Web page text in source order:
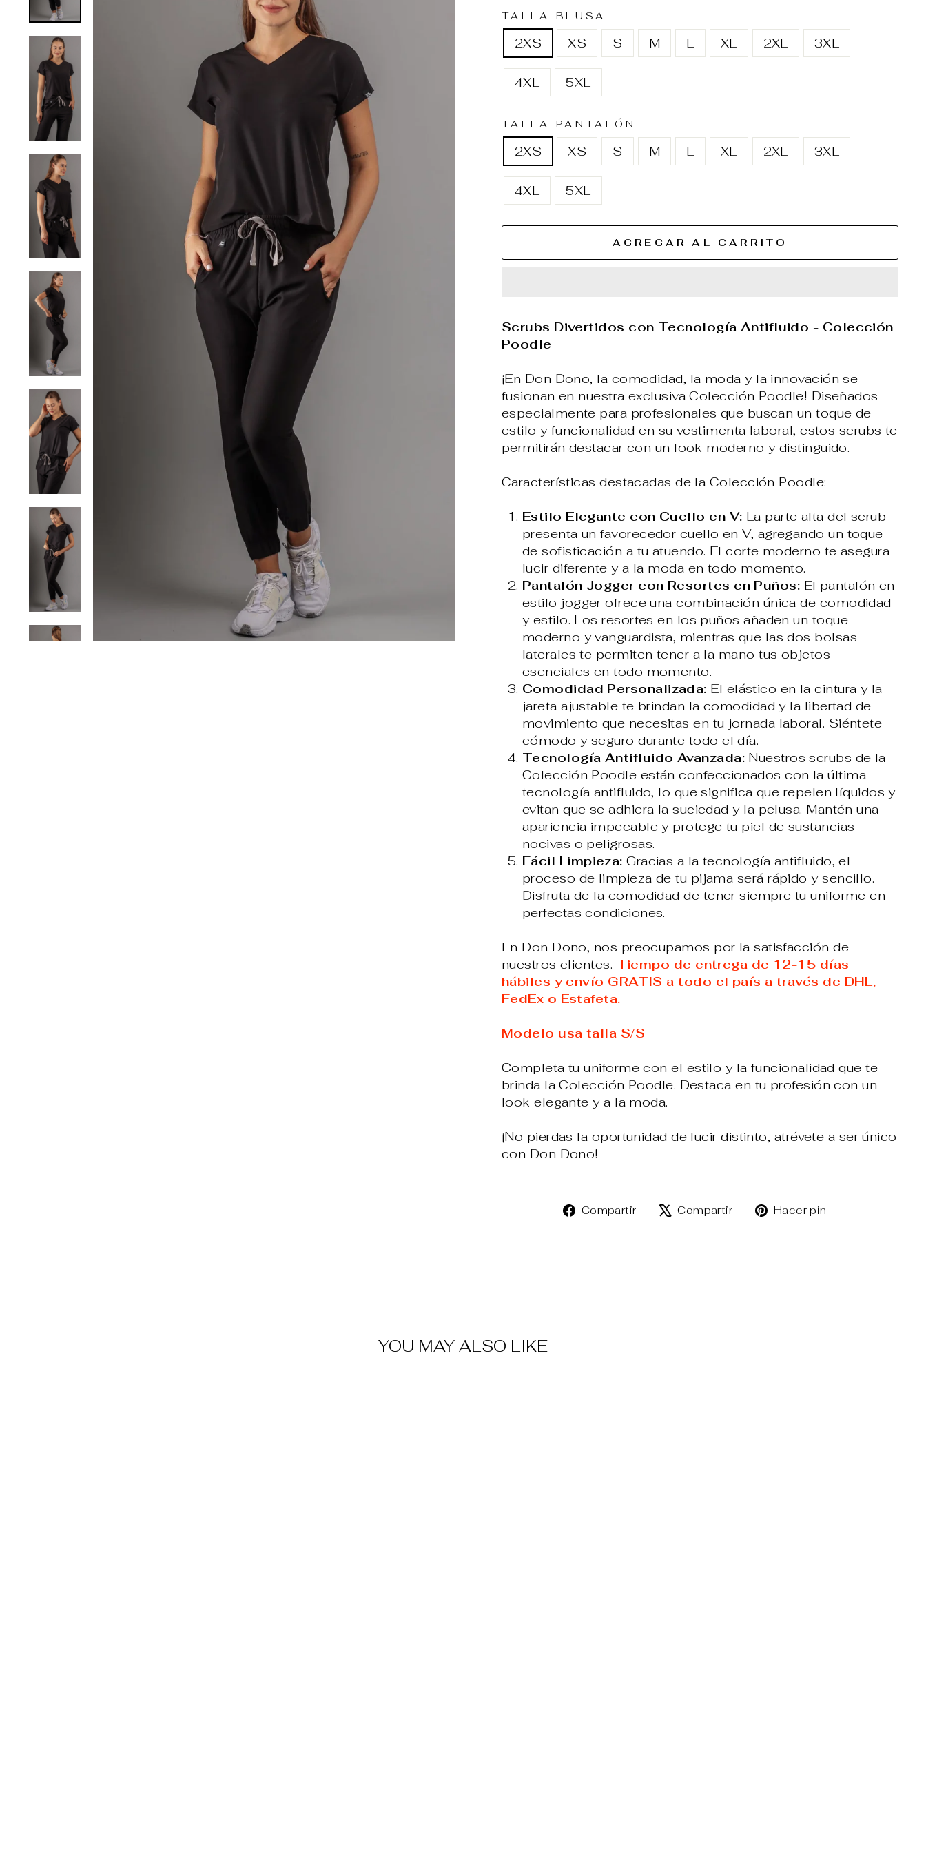
TALLA BLUSA
2XS XS S M L XL 2XL 3XL
4XL 5XL
TALLA PANTALÓN
2XS XS S M L XL 2XL 3XL
4XL 5XL
AGREGAR AL CARRITO
Scrubs Divertidos con Tecnología Antifluido - Colección
Poodle
¡En Don Dono, la comodidad, la moda y la innovación se
fusionan en nuestra exclusiva Colección Poodle! Diseñados
especialmente para profesionales que buscan un toque de
estilo y funcionalidad en su vestimenta laboral, estos scrubs te
permitirán destacar con un look moderno y distinguido.
Características destacadas de la Colección Poodle:
Estilo Elegante con Cuello en V: La parte alta del scrub
presenta un favorecedor cuello en V, agregando un toque
de sofisticación a tu atuendo. El corte moderno te asegura
lucir diferente y a la moda en todo momento.
Pantalón Jogger con Resortes en Puños: El pantalón en
estilo jogger ofrece una combinación única de comodidad
y estilo. Los resortes en los puños añaden un toque
moderno y vanguardista, mientras que las dos bolsas
laterales te permiten tener a la mano tus objetos
esenciales en todo momento.
Comodidad Personalizada: El elástico en la cintura y la
jareta ajustable te brindan la comodidad y la libertad de
movimiento que necesitas en tu jornada laboral. Siéntete
cómodo y seguro durante todo el día.
Tecnología Antifluido Avanzada:Nuestros scrubs de la
Colección Poodle están confeccionados con la última
tecnología antifluido, lo que significa que repelen líquidos y
evitan que se adhiera la suciedad y la pelusa. Mantén una
apariencia impecable y protege tu piel de sustancias
nocivas o peligrosas.
Fácil Limpieza: Gracias a la tecnología antifluido, el
proceso de limpieza de tu pijama será rápido y sencillo.
Disfruta de la comodidad de tener siempre tu uniforme en
perfectas condiciones.
En Don Dono, nos preocupamos por la satisfacción de
nuestros clientes. Tiempo de entrega de 12-15 días
hábiles y envío GRATIS a todo el país a través de DHL,
FedEx o Estafeta.
Modelo usa talla S/S
Completa tu uniforme con el estilo y la funcionalidad que te
brinda la Colección Poodle. Destaca en tu profesión con un
look elegante y a la moda.
¡No pierdas la oportunidad de lucir distinto, atrévete a ser único
con Don Dono!
Compartir
Compartir
Compartir
TuitearHacer pin
YOU MAY ALSO LIKE